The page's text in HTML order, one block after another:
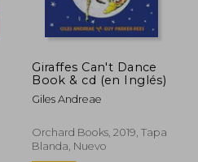
dcto.
Giraffes Can't Dance
Book & cd (en Inglés)
Giles Andreae
Orchard Books, 2019, Tapa
Blanda, Nuevo